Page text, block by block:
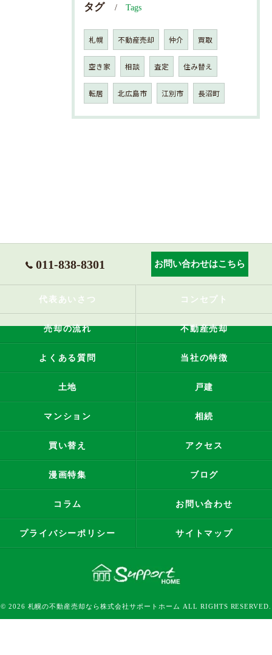
タグ Tags
札幌 不動産売却 仲介 買取
空き家 相談 査定 住み替え
転居 北広島市 江別市 長沼町
011-838-8301 お問い合わせはこちら
代表あいさつ コンセプト
売却の流れ 不動産売却
よくある質問 当社の特徴
土地 戸建
マンション 相続
買い替え アクセス
漫画特集 ブログ
コラム お問い合わせ
プライバシーポリシー サイトマップ
© 2026 札幌の不動産売却なら株式会社サポートホーム ALL RIGHTS RESERVED.